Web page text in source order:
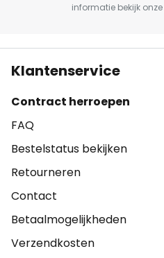
informatie bekijk onze
Klantenservice
Contract herroepen
FAQ
Bestelstatus bekijken
Retourneren
Contact
Betaalmogelijkheden
Verzendkosten